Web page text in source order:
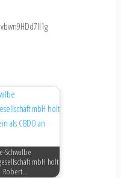
e-Schwalbe
mbH holt
Robert…